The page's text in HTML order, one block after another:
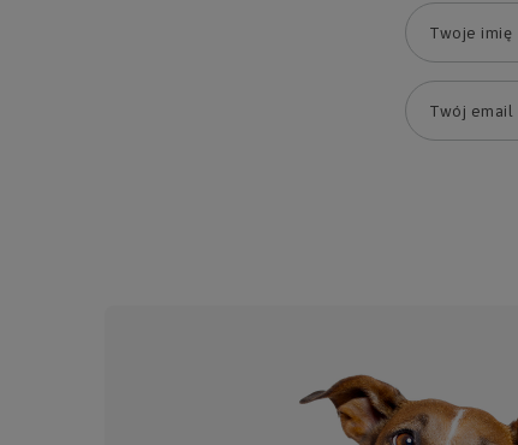
Twoje imię
Twój email